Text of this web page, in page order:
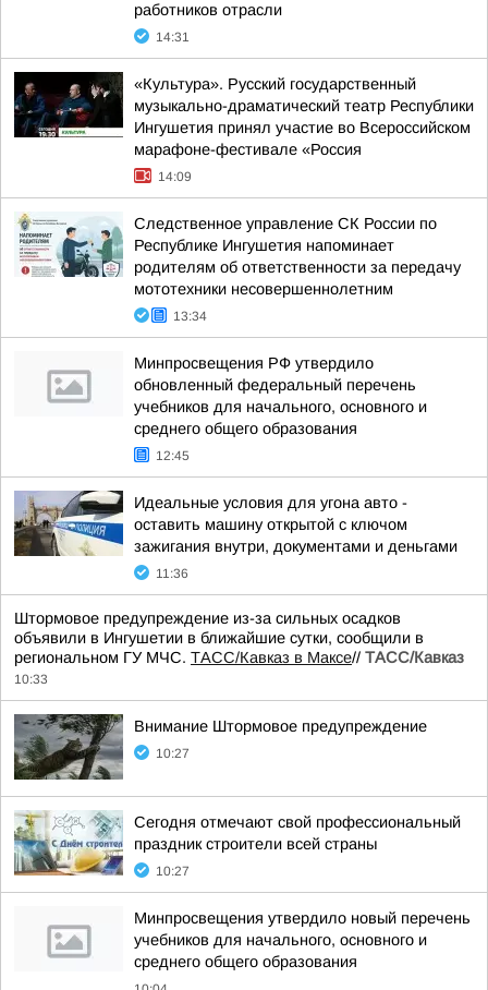
работников отрасли
14:31
«Культура». Русский государственный
музыкально-драматический театр Республики
Ингушетия принял участие во Всероссийском
марафоне-фестивале «Россия
14:09
Следственное управление СК России по
Республике Ингушетия напоминает
родителям об ответственности за передачу
мототехники несовершеннолетним
13:34
Минпросвещения РФ утвердило
обновленный федеральный перечень
учебников для начального, основного и
среднего общего образования
12:45
Идеальные условия для угона авто -
оставить машину открытой с ключом
зажигания внутри, документами и деньгами
11:36
Штормовое предупреждение из-за сильных осадков
объявили в Ингушетии в ближайшие сутки, сообщили в
региональном ГУ МЧС. ТАСС/Кавказ в Максе// ТАСС/Кавказ
10:33
Внимание Штормовое предупреждение
10:27
Сегодня отмечают свой профессиональный
праздник строители всей страны
10:27
Минпросвещения утвердило новый перечень
учебников для начального, основного и
среднего общего образования